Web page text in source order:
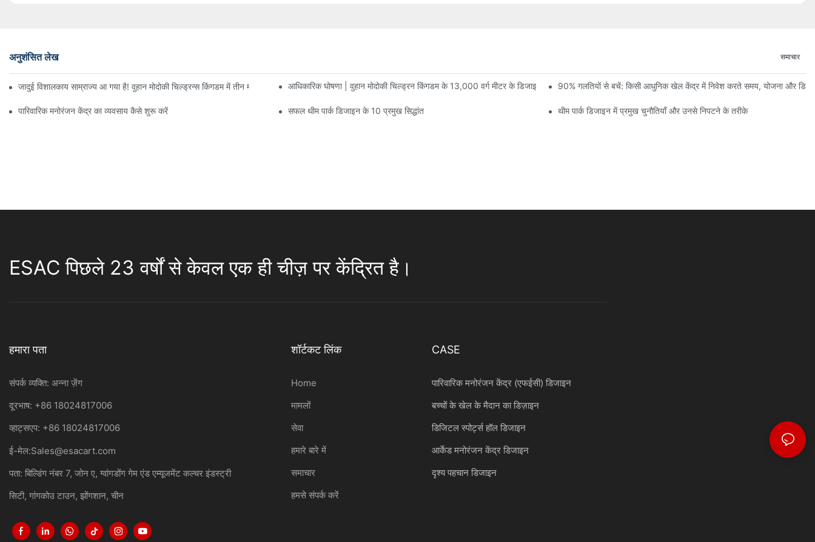
अनुशंसित लेख समाचार
जादुई विशालकाय साम्राज्य आ गया है! वुहान मोदोकी चिल्ड्रन्स किंगडम में तीन मंजिलों पर मनोरंजन की सुविधाएं हैं जिनमें 60 से अधिक रोमांचक आकर्षण मौजूद हैं।
आधिकारिक घोषणा | वुहान मोदोकी चिल्ड्रन किंगडम के 13,000 वर्ग मीटर के डिजाइन और निर्माण प्रगति की पहली झलक90% गलतियों से बचें: किसी आधुनिक खेल केंद्र में निवेश करते समय, योजना और
पारिवारिक मनोरंजन केंद्र का व्यवसाय कैसे शुरू करें सफल थीम पार्क डिजाइन के 10 प्रमुख सिद्धांत थीम पार्क डिजाइन में प्रमुख चुनौतियाँ और उनसे निपटने के तरीके
ESAC पिछले 23 वर्षों से केवल एक ही चीज़ पर केंद्रित है।
हमारा पता
संपर्क व्यक्ति: अन्ना ज़ेंग
दूरभाष: +86 18024817006
व्हाट्सएप: +86 18024817006
ई-मेल:Sales@esacart.com
पता: बिल्डिंग नंबर 7, जोन ए, ग्वांगडोंग गेम एंड एम्यूजमेंट कल्चर इंडस्ट्री
सिटी, गांगकोउ टाउन, झोंगशान, चीन
शॉर्टकट लिंक
Home
मामलों
सेवा
हमारे बारे में
समाचार
हमसे संपर्क करें
CASE
पारिवारिक मनोरंजन केंद्र (एफईसी) डिजाइन
बच्चों के खेल के मैदान का डिज़ाइन
डिजिटल स्पोर्ट्स हॉल डिजाइन
आर्केड मनोरंजन केंद्र डिजाइन
दृश्य पहचान डिजाइन